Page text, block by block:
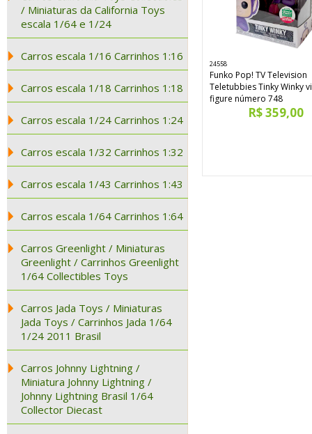
/ Miniaturas da California Toys
escala 1/64 e 1/24
Carros escala 1/16 Carrinhos 1:16
Carros escala 1/18 Carrinhos 1:18
Carros escala 1/24 Carrinhos 1:24
Carros escala 1/32 Carrinhos 1:32
Carros escala 1/43 Carrinhos 1:43
Carros escala 1/64 Carrinhos 1:64
Carros Greenlight / Miniaturas
Greenlight / Carrinhos Greenlight
1/64 Collectibles Toys
Carros Jada Toys / Miniaturas
Jada Toys / Carrinhos Jada 1/64
1/24 2011 Brasil
Carros Johnny Lightning /
Miniatura Johnny Lightning /
Johnny Lightning Brasil 1/64
Collector Diecast
24558
Funko Pop! TV Television
Teletubbies Tinky Winky
figure número 748
R$ 359,00